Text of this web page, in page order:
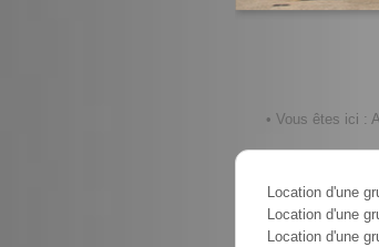
• Vous êtes ici :
Location d'une
Location d'une
Location d'une